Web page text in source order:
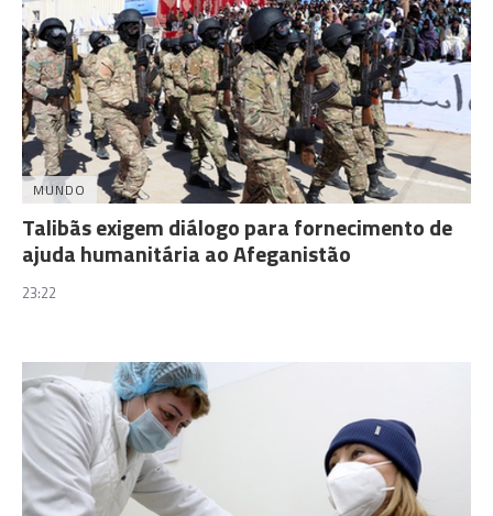
MUNDO
Talibãs exigem diálogo para fornecimento de
ajuda humanitária ao Afeganistão
23:22